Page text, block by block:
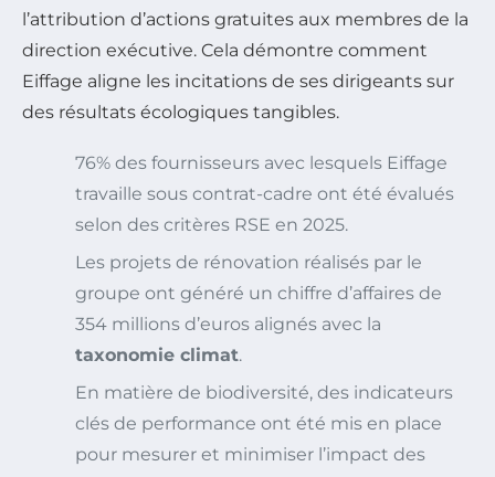
l’attribution d’actions gratuites aux membres de la
direction exécutive. Cela démontre comment
Eiffage aligne les incitations de ses dirigeants sur
des résultats écologiques tangibles.
76% des fournisseurs avec lesquels Eiffage
travaille sous contrat-cadre ont été évalués
selon des critères RSE en 2025.
Les projets de rénovation réalisés par le
groupe ont généré un chiffre d’affaires de
354 millions d’euros alignés avec la
taxonomie climat.
En matière de biodiversité, des indicateurs
clés de performance ont été mis en place
pour mesurer et minimiser l’impact des